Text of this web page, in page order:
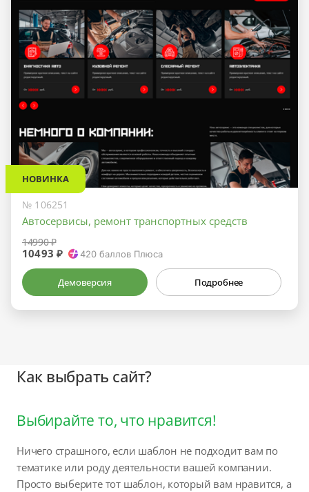
НОВИНКА
№ 106251
Автосервисы, ремонт транспортных средств
14990 ₽
10493 ₽ 420 баллов Плюса
Демоверсия Подробнее
Как выбрать сайт?
Выбирайте то, что нравится!
Ничего страшного, если шаблон не подходит вам по
тематике или роду деятельности вашей компании.
Просто выберите тот шаблон, который вам нравится, а